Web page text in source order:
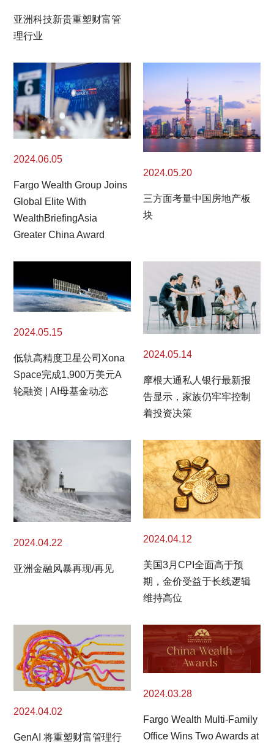
亚洲科技新贵重塑财富管
理行业
2024.06.05
Fargo Wealth Group Joins
Global Elite With
WealthBriefingAsia
Greater China Award
2024.05.20
三方面考量中国房地产板
块
2024.05.15
低轨高精度卫星公司Xona
Space完成1,900万美元A
轮融资 | AI母基金动态
2024.05.14
摩根大通私人银行最新报
告显示，家族仍牢牢控制
着投资决策
2024.04.22
亚洲金融风暴再现/再见
2024.04.12
美国3月CPI全面高于预
期，金价受益于长线逻辑
维持高位
2024.04.02
GenAI 将重塑财富管理行
2024.03.28
Fargo Wealth Multi-Family
Office Wins Two Awards at